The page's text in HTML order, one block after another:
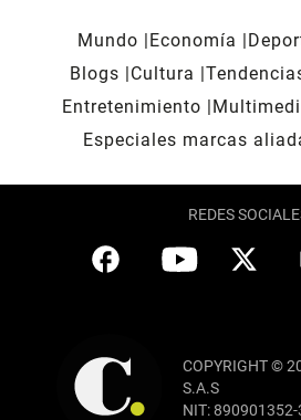
Mundo Economía
Blogs
Cultura
Entretenimiento
Especiales marcas
REDES
COPYRIGHT ©
S.A.S
NIT: 890901352-